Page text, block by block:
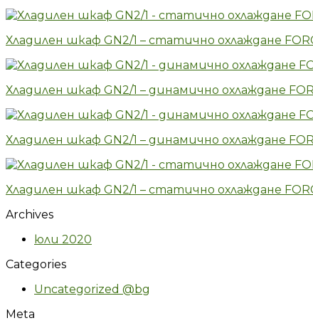
Хладилен шкаф GN2/1 – статично охлаждане
Хладилен шкаф GN2/1 – динамично охлаждане
Хладилен шкаф GN2/1 – динамично охлаждане
Хладилен шкаф GN2/1 – статично охлаждане
Archives
юли 2020
Categories
Uncategorized @bg
Meta